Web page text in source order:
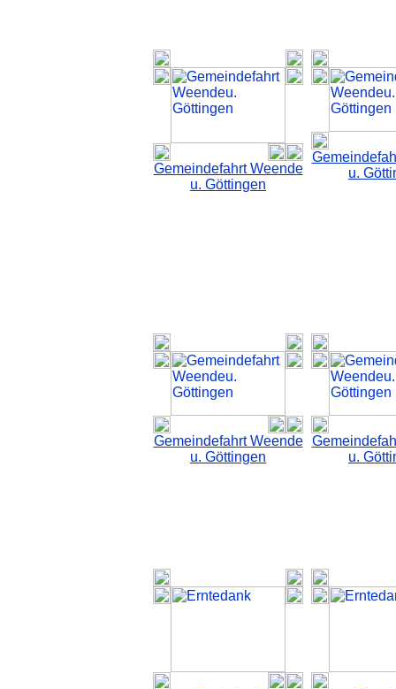
Gemeindefahrt Weende
u. Göttingen
u.
Gemeindefahrt Weende
u. Göttingen
u.